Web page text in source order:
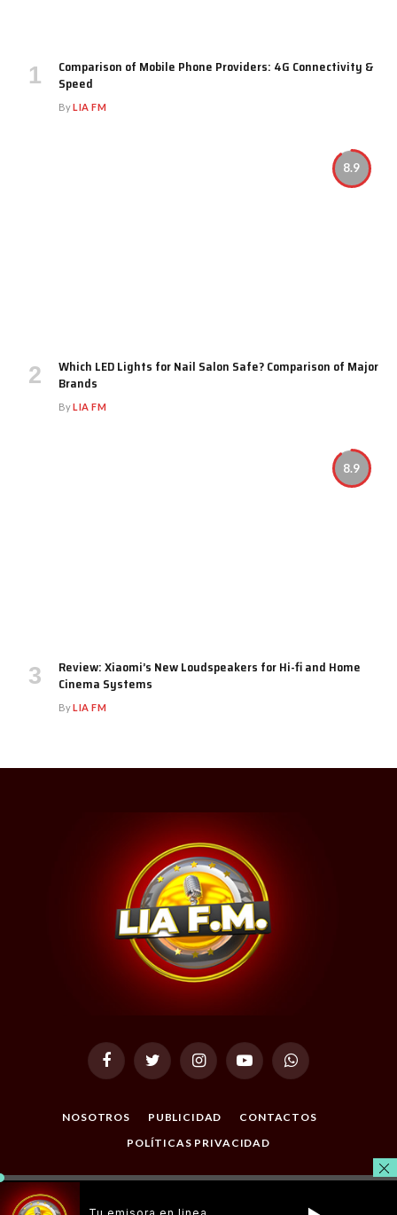
Comparison of Mobile Phone Providers: 4G Connectivity &
Speed
ByLIA FM
8.9
Which LED Lights for Nail Salon Safe? Comparison of Major
Brands
ByLIA FM
8.9
Review: Xiaomi’s New Loudspeakers for Hi-fi and Home
Cinema Systems
ByLIA FM
FacebookTwitter InstagramYouTubeWhatsApp
NOSOTROS PUBLICIDAD
CONTACTOS
POLÍTICAS PRIVACIDAD
© 2026 Todos los Derechos Reservados. Desarrollado por
Masterclic.Net